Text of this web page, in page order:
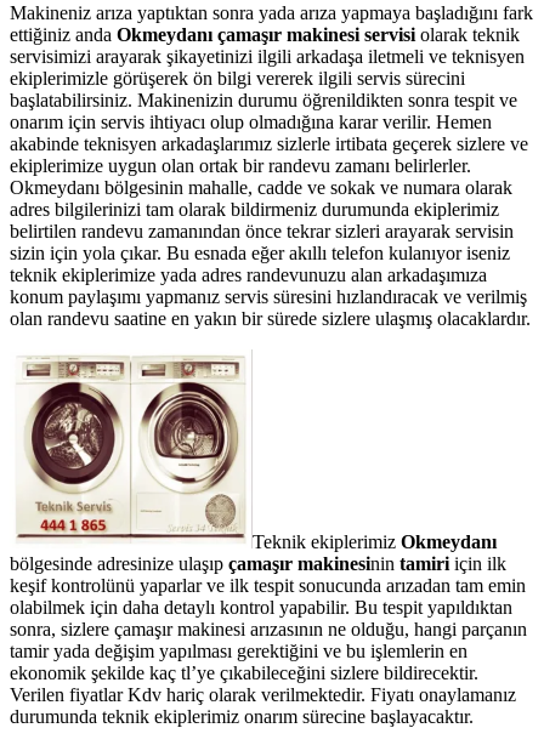
Makineniz arıza yaptıktan sonra yada arıza yapmaya başladığını fark
ettiğiniz anda Okmeydanı çamaşır makinesi servisi olarak teknik
servisimizi arayarak şikayetinizi ilgili arkadaşa iletmeli ve teknisyen
ekiplerimizle görüşerek ön bilgi vererek ilgili servis sürecini
başlatabilirsiniz. Makinenizin durumu öğrenildikten sonra tespit ve
onarım için servis ihtiyacı olup olmadığına karar verilir. Hemen
akabinde teknisyen arkadaşlarımız sizlerle irtibata geçerek sizlere ve
ekiplerimize uygun olan ortak bir randevu zamanı belirlerler.
Okmeydanı bölgesinin mahalle, cadde ve sokak ve numara olarak
adres bilgilerinizi tam olarak bildirmeniz durumunda ekiplerimiz
belirtilen randevu zamanından önce tekrar sizleri arayarak servisin
sizin için yola çıkar. Bu esnada eğer akıllı telefon kulanıyor iseniz
teknik ekiplerimize yada adres randevunuzu alan arkadaşımıza
konum paylaşımı yapmanız servis süresini hızlandıracak ve verilmiş
olan randevu saatine en yakın bir sürede sizlere ulaşmış olacaklardır.
Teknik ekiplerimiz Okmeydanı
bölgesinde adresinize ulaşıp çamaşır makinesinin tamiri için ilk
keşif kontrolünü yaparlar ve ilk tespit sonucunda arızadan tam emin
olabilmek için daha detaylı kontrol yapabilir. Bu tespit yapıldıktan
sonra, sizlere çamaşır makinesi arızasının ne olduğu, hangi parçanın
tamir yada değişim yapılması gerektiğini ve bu işlemlerin en
ekonomik şekilde kaç tl’ye çıkabileceğini sizlere bildirecektir.
Verilen fiyatlar Kdv hariç olarak verilmektedir. Fiyatı onaylamanız
durumunda teknik ekiplerimiz onarım sürecine başlayacaktır.